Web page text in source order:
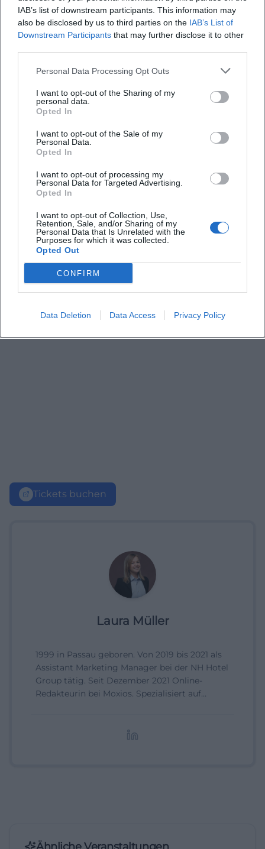
IAB’s list of downstream participants. This information may
also be disclosed by us to third parties on the IAB’s List of
Downstream Participants that may further disclose it to other
Personal Data Processing Opt Outs
I want to opt-out of the Sharing of my
personal data.
Opted In
I want to opt-out of the Sale of my
Personal Data.
Opted In
I want to opt-out of processing my
Personal Data for Targeted Advertising.
Opted In
I want to opt-out of Collection, Use,
Retention, Sale, and/or Sharing of my
Personal Data that Is Unrelated with the
Purposes for which it was collected.
Opted Out
CONFIRM
Data Deletion Data Access Privacy Policy
Map unavailable
Open in Google Maps
Tickets buchen
Laura Müller
1999 in Passau geboren. Von 2019 bis 2021 als
Assistant Marketing Manager bei der NH Hotel
Group tätig. Seit Dezember 2021 Online-
Redakteurin bei Moxios. Spezialisiert auf